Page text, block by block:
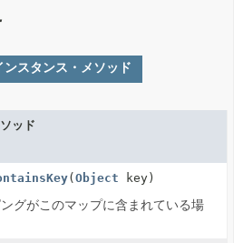
ンスタンス・メソッド
ッド
(Object key)
グがこのマップに含まれている場